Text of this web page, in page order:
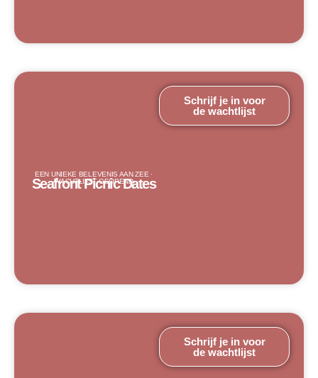
EEN UNIEKE BELEVENIS AAN ZEE ·
WACHTLIJST GEOPEND
Seafront Picnic Dates
Schrijf je in voor
de wachtlijst
Schrijf je in voor
de wachtlijst